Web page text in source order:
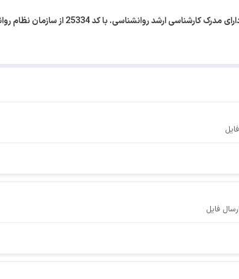
ارشد روانشناسی. با کد 25334 از سازمان نظام روانشن…
فایل